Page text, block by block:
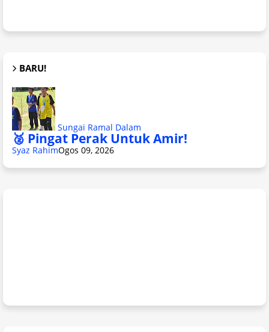
BARU!
Sungai Ramal Dalam
🥈 Pingat Perak Untuk Amir!
Syaz RahimOgos 09, 2026